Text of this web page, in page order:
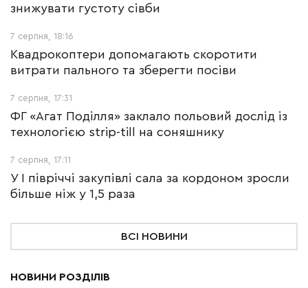
знижувати густоту сівби
7 серпня, 18:16
Квадрокоптери допомагають скоротити
витрати пального та зберегти посіви
7 серпня, 17:31
ФГ «Агат Поділля» заклало польовий дослід із
технологією strip-till на соняшнику
7 серпня, 17:11
У І півріччі закупівлі сала за кордоном зросли
більше ніж у 1,5 раза
ВСІ НОВИНИ
НОВИНИ РОЗДІЛІВ